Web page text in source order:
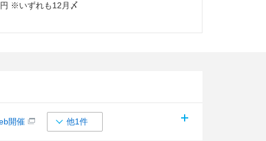
※いずれも12月〆
開催 他1件